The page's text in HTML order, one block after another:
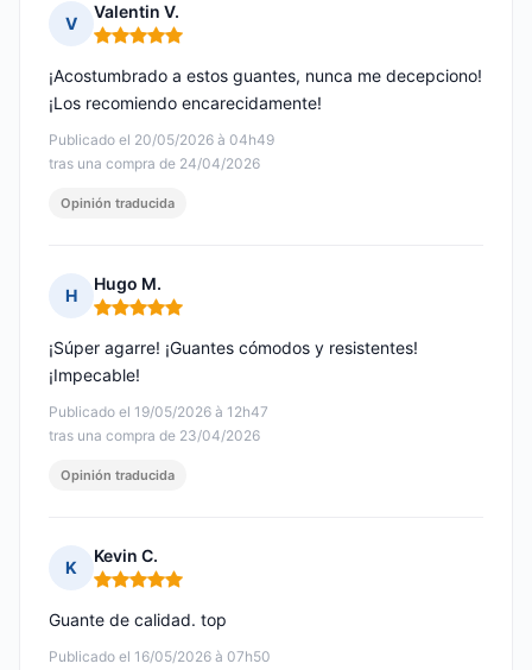
V
Valentin V.
Nota: 5 de 5
Publicado el 20/05/2026 à 04h49
tras una compra de 24/04/2026
¡Acostumbrado a estos guantes, nunca me decepciono!
¡Los recomiendo encarecidamente!
Opinión traducida
H
Hugo M.
Nota: 5 de 5
Publicado el 19/05/2026 à 12h47
tras una compra de 23/04/2026
¡Súper agarre! ¡Guantes cómodos y resistentes!
¡Impecable!
Opinión traducida
K
Kevin C.
Nota: 5 de 5
Publicado el 16/05/2026 à 07h50
Guante de calidad. top